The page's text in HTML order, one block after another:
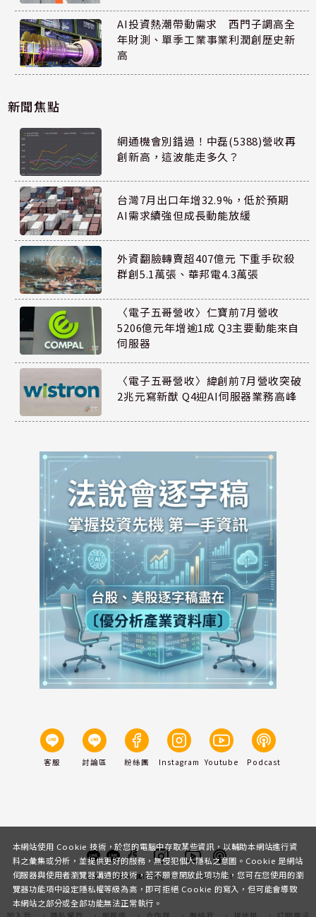
AI投資熱潮帶動需求 西門子調高全
年財測、單季工業事業利潤創歷史新
高
新聞焦點
網通機會別錯過！中磊(5388)營收再
創新高，這波能走多久？
台灣7月出口年增32.9%，低於預期
AI需求續強但成長動能放緩
外資翻臉轉賣超407億元 下重手砍殺
群創5.1萬張、華邦電4.3萬張
〈電子五哥營收〉仁寶前7月營收
5206億元年增逾1成 Q3主要動能來自
伺服器
〈電子五哥營收〉緯創前7月營收突破
2兆元寫新猷 Q4迎AI伺服器業務高峰
客服 討論區 粉絲團 Instagram Youtube Podcast
客服 討論區粉絲團InstagramYoutubePodcast
本網站使用 Cookie 技術，於您的電腦中存取某些資訊，以輔助本網站進行資
料之彙集或分析，並提供更好的服務，無侵犯個人隱私之意圖。Cookie 是網站
伺服器與使用者瀏覽器溝通的技術，若不願意開放此項功能，您可在您使用的瀏
覽器功能項中設定隱私權等級為高，即可拒絕 Cookie 的寫入，但可能會導致
本網站之部分或全部功能無法正常執行。